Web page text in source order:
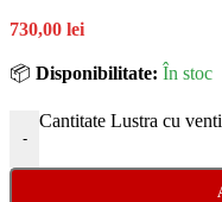
730,00 lei
📦 Disponibilitate: În stoc
-
Cantitate Lustra cu